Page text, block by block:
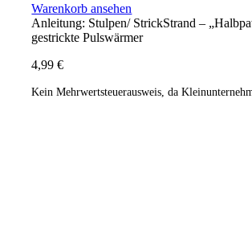
Warenkorb ansehen
Anleitung: Stulpen/ StrickStrand –
gestrickte Pulswärmer
4,99€
Kein Mehrwertsteuerausweis, da